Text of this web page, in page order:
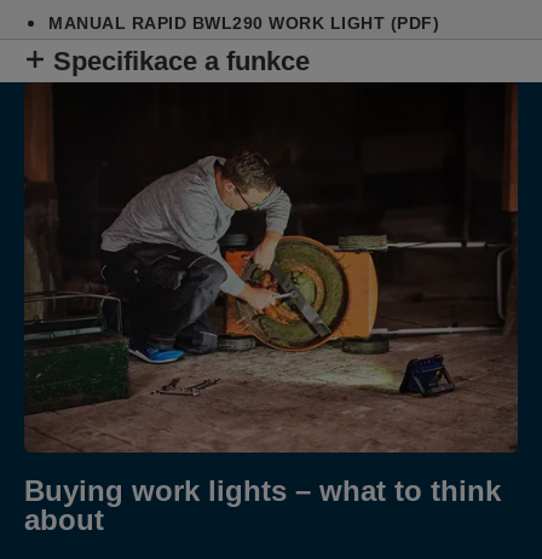
MANUAL RAPID BWL290 WORK LIGHT (PDF)
Specifikace a funkce
Buying work lights – what to think
about